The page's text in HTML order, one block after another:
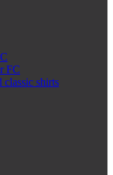
FC
classic shirts